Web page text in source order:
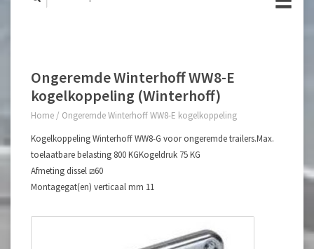
Ongeremde Winterhoff WW8-E
kogelkoppeling (Winterhoff)
Home / Ongeremde Winterhoff WW8-E kogelkoppeling
Kogelkoppeling Winterhoff WW8-G voor ongeremde trailers.Max.
toelaatbare belasting 800 KGKogeldruk 75 KG
Afmeting dissel ⧄60
Montagegat(en) verticaal mm 11